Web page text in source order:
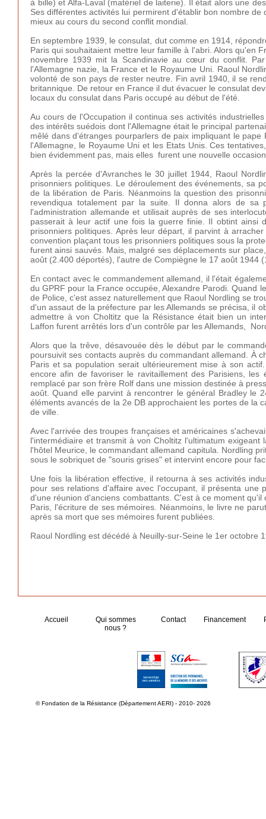
à bille) et Alfa-Laval (matériel de laiterie). Il était alors une
Ses différentes activités lui permirent d'établir bon nombre
mieux au cours du second conflit mondial.
En septembre 1939, le consulat, dut comme en 1914,
Paris qui souhaitaient mettre leur famille à l'abri. Alors qu'en
novembre 1939 mit la Scandinavie au cœur du conflit.
l'Allemagne nazie, la France et le Royaume Uni. Raoul
volonté de son pays de rester neutre. Fin avril 1940, il se
britannique. De retour en France il dut évacuer le consulat
locaux du consulat dans Paris occupé au début de l'été.
Au cours de l'Occupation il continua ses activités
des intérêts suédois dont l'Allemagne était le principal
mêlé dans d'étranges pourparlers de paix impliquant le
l'Allemagne, le Royaume Uni et les Etats Unis. Ces
bien évidemment pas, mais elles furent une nouvelle
Après la percée d'Avranches le 30 juillet 1944, Raoul
prisonniers politiques. Le déroulement des événements, sa
de la libération de Paris. Néanmoins la question des
revendiqua totalement par la suite. Il donna alors de sa
l'administration allemande et utilisait auprès de ses
passerait à leur actif une fois la guerre finie. Il obtint ainsi
prisonniers politiques. Après leur départ, il parvint à
convention plaçant tous les prisonniers politiques sous la
furent ainsi sauvés. Mais, malgré ses déplacements sur
août (2.400 déportés), l'autre de Compiègne le 17 août 1944
En contact avec le commandement allemand, il l'était
du GPRF pour la France occupée, Alexandre Parodi. Quand
de Police, c'est assez naturellement que Raoul Nordling se
d'un assaut de la préfecture par les Allemands se précisa, il
admettre à von Choltitz que la Résistance était bien un
Laffon furent arrêtés lors d'un contrôle par les Allemands,
Alors que la trêve, désavouée dès le début par le
poursuivit ses contacts auprès du commandant allemand. À
Paris et sa population serait ultérieurement mise à son
encore afin de favoriser le ravitaillement des Parisiens,
remplacé par son frère Rolf dans une mission destinée à
août. Quand elle parvint à rencontrer le général Bradley le
éléments avancés de la 2e DB approchaient les portes de la
de ville.
Avec l'arrivée des troupes françaises et américaines
l'intermédiaire et transmit à von Choltitz l'ultimatum
l'hôtel Meurice, le commandant allemand capitula. Nordling
sous le sobriquet de "souris grises" et intervint encore pour
Une fois la libération effective, il retourna à ses activités
pour ses relations d'affaire avec l'occupant, il présenta une
d'une réunion d'anciens combattants. C'est à ce moment
Paris, l'écriture de ses mémoires. Néanmoins, le livre ne
après sa mort que ses mémoires furent publiées.
Raoul Nordling est décédé à Neuilly-sur-Seine le 1er octobre
Accueil
Qui sommes
nous ?
Contact Financement
© Fondation de la Résistance (Département AERI) - 2010- 2026